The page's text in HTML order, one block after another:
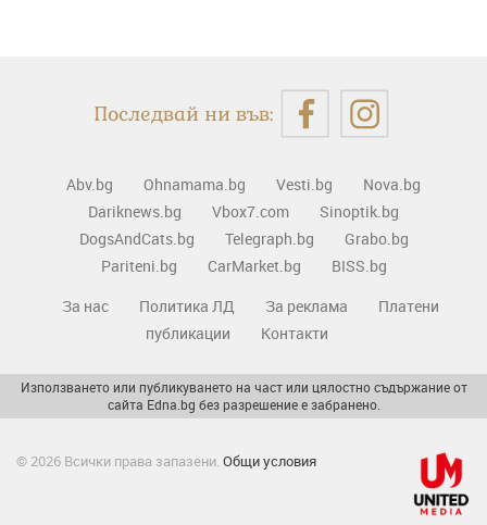
Последвай ни във:
Abv.bg Ohnamama.bg Vesti.bg
Nova.bg
Dariknews.bg
Vbox7.com
Sinoptik.bg
DogsAndCats.bg
Telegraph.bg
Grabo.bg
Pariteni.bg
CarMarket.bg
BISS.bg
За нас
Политика ЛД За реклама
Платени
публикации
Контакти
Използването или публикуването на част или цялостно съдържание от
сайта Edna.bg без разрешение е забранено.
© 2026 Всички права запазени. Общи условия